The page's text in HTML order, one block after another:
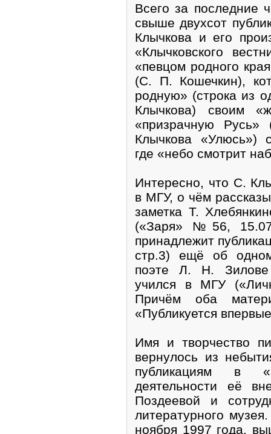
Всего за последние
свыше двухсот
Клычкова и его
«Клычковского
«певцом родного
(С. П. Кошечкин),
родную» (строка из
Клычкова) своим
«призрачную Русь»
Клычкова «Улюсь»)
где «небо смотрит
Интересно, что С.
в МГУ, о чём
заметка Т.
(«Заря» №56,
принадлежит
стр.3) ещё об
поэте Л. Н. Зилове
учился в МГУ
Причём оба
«Публикуется
Имя и творчество
вернулось из
публикациям в
деятельности её
Поздеевой и
литературного
ноября 1997 года,